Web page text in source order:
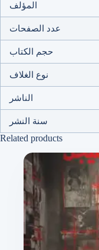
المؤلف
عدد الصفحات
حجم الكتاب
نوع الغلاف
الناشر
سنة النشر
Related products